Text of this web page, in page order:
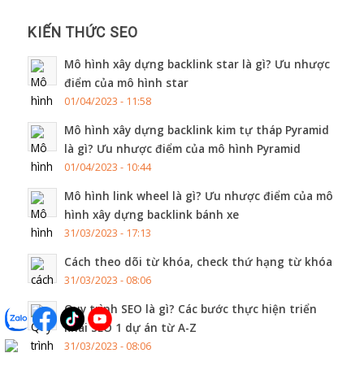
KIẾN THỨC SEO
Mô hình xây dựng backlink star là gì? Ưu nhược
điểm của mô hình star
01/04/2023 - 11:58
Mô hình xây dựng backlink kim tự tháp Pyramid
là gì? Ưu nhược điểm của mô hình Pyramid
01/04/2023 - 10:44
Mô hình link wheel là gì? Ưu nhược điểm của mô
hình xây dựng backlink bánh xe
31/03/2023 - 17:13
Cách theo dõi từ khóa, check thứ hạng từ khóa
31/03/2023 - 08:06
Quy trình SEO là gì? Các bước thực hiện triển
khai SEO 1 dự án từ A-Z
31/03/2023 - 08:06